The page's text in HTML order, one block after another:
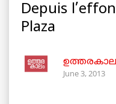
Depuis
Plaza
June 3, 2013